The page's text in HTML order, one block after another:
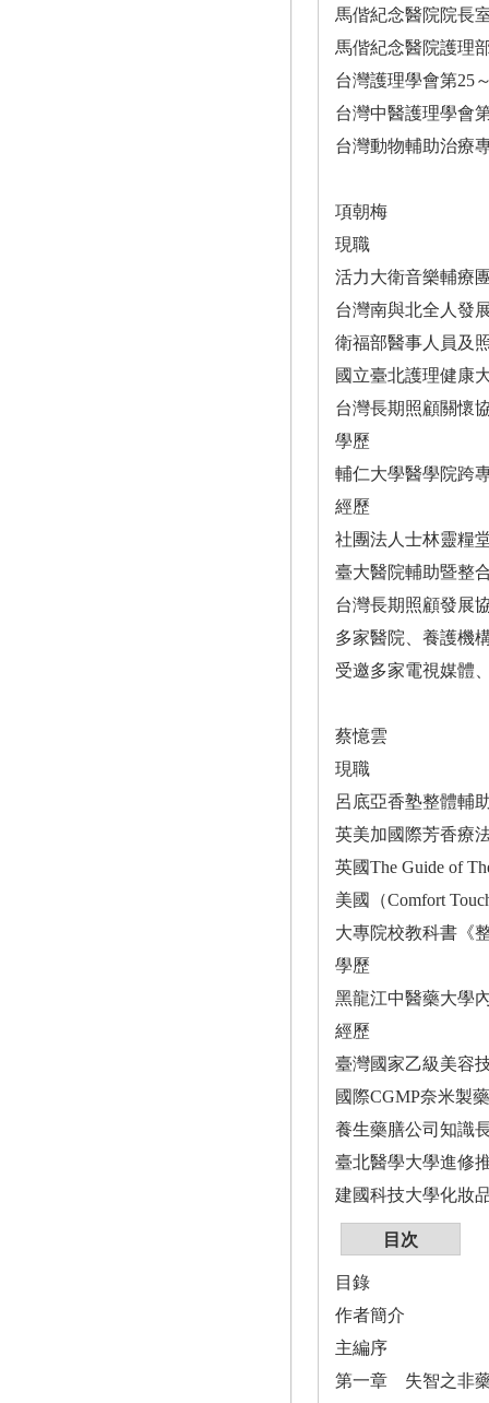
馬偕紀念醫院院長
馬偕紀念醫院護理
台灣護理學會第25
台灣中醫護理學會
台灣動物輔助治療
項朝梅
現職
活力大衛音樂輔療
台灣南與北全人發
衛福部醫事人員及
國立臺北護理健康
台灣長期照顧關懷
學歷
輔仁大學醫學院跨
經歷
社團法人士林靈糧
臺大醫院輔助暨整
台灣長期照顧發展
多家醫院、養護機
受邀多家電視媒體
蔡憶雲
現職
呂底亞香塾整體輔
英美加國際芳香療
英國The Guide of
美國（Comfort
大專院校教科書《
學歷
黑龍江中醫藥大學
經歷
臺灣國家乙級美容
國際CGMP奈米製
養生藥膳公司知識
臺北醫學大學進修
建國科技大學化妝
目次
目錄
作者簡介
主編序
第一章 失智之非